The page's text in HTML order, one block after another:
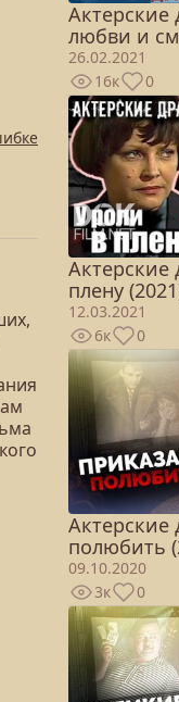
любви и
26.02.2021
16к
0
плену
12.03.2021
6к
0
полюбить
09.10.2020
3к
0